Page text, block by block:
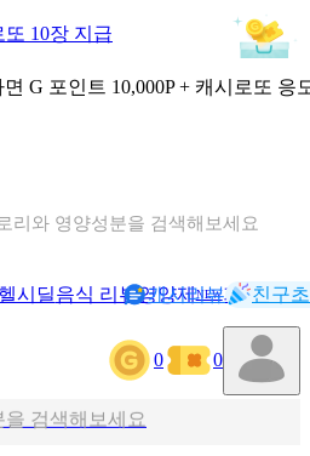
또 10장 지급
G 포인트 10,000P + 캐시로또 응
· 다이어트 음식 검색해보세요
헬시딜음식 리뷰영양제NEW기록
캐시리뷰 친구
0 0
을 검색해보세요
검색해보세요